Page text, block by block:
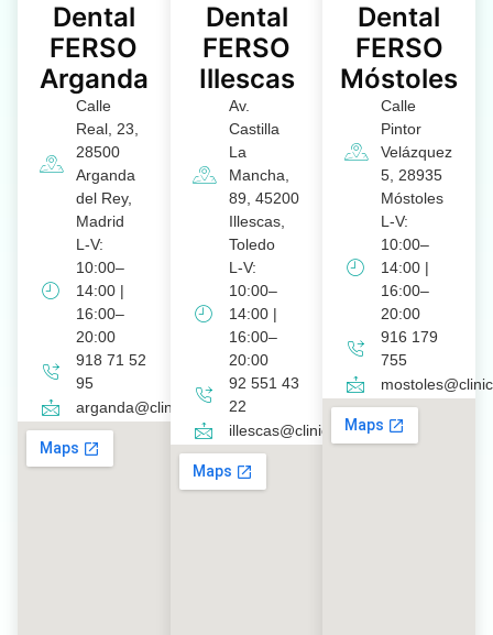
Dental
FERSO
Arganda
Calle
Real, 23,
28500
Arganda
del Rey,
Madrid
L-V:
10:00–
14:00 |
16:00–
20:00
918 71 52
95
arganda@clinicaferso.es
Dental
FERSO
Illescas
Av.
Castilla
La
Mancha,
89, 45200
Illescas,
Toledo
L-V:
10:00–
14:00 |
16:00–
20:00
92 551 43
22
illescas@clinicaferso.es
Dental
FERSO
Móstoles
Calle
Pintor
Velázquez
5, 28935
Móstoles
L-V:
10:00–
14:00 |
16:00–
20:00
916 179
755